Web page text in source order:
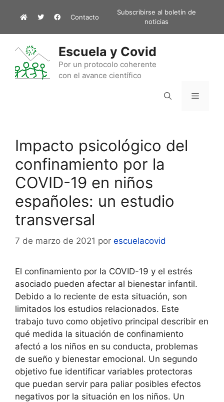
Contacto
Subscribirse al boletín de
noticias
Escuela y Covid
Por un protocolo coherente
con el avance científico
Menú
Impacto psicológico del
confinamiento por la
COVID-19 en niños
españoles: un estudio
transversal
7 de marzo de 2021 por escuelacovid
El confinamiento por la COVID-19 y el estrés
asociado pueden afectar al bienestar infantil.
Debido a lo reciente de esta situación, son
limitados los estudios relacionados. Este
trabajo tuvo como objetivo principal describir en
qué medida la situación de confinamiento
afectó a los niños en su conducta, problemas
de sueño y bienestar emocional. Un segundo
objetivo fue identificar variables protectoras
que puedan servir para paliar posibles efectos
negativos por la situación en los niños. Un